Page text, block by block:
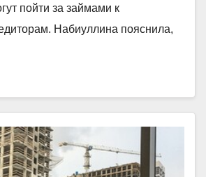
пойти за займами к
Набиуллина пояснила,